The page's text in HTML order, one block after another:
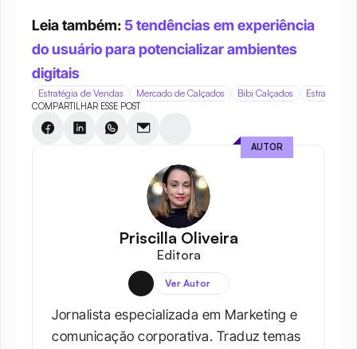
Leia também: 5 tendências em experiência
do usuário para potencializar ambientes
digitais
Estratégia de Vendas Mercado de Calçados Bibi Calçados Estratégia
COMPARTILHAR ESSE POST
Priscilla Oliveira
Editora
Ver Autor
Jornalista especializada em Marketing e
comunicação corporativa. Traduz temas
AUTOR